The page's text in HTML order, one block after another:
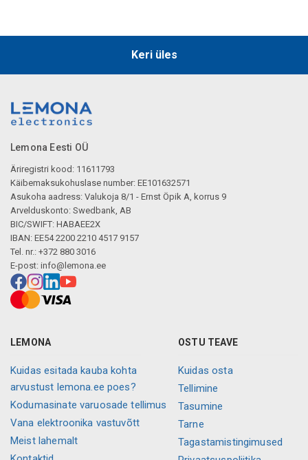
Keri üles
Lemona Eesti OÜ
Äriregistri kood: 11611793
Käibemaksukohuslase number: EE101632571
Asukoha aadress: Valukoja 8/1 - Ernst Öpik A, korrus 9
Arvelduskonto: Swedbank, AB
BIC/SWIFT: HABAEE2X
IBAN: EE54 2200 2210 4517 9157
Tel. nr.: +372 880 3016
E-post: info@lemona.ee
LEMONA
Kuidas esitada kauba kohta
arvustust lemona.ee poes?
Kodumasinate varuosade tellimus
Vana elektroonika vastuvõtt
Meist lahemalt
OSTU TEAVE
Kuidas osta
Tellimine
Tasumine
Tarne
Tagastamistingimused